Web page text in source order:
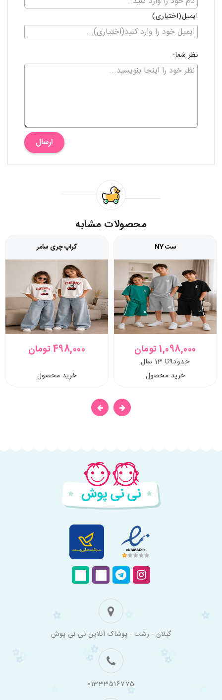
ایمیل(اختیاری)
نظر شما:
ارسال
محصولات مشابه
ست NY
1,098,000 تومان
حدود9تا 13 سال
خرید محصول
کراپ چری سامر
498,000 تومان
خرید محصول
گیلان - رشت - پوشاک آنلاین نی نی پوش
01333516775